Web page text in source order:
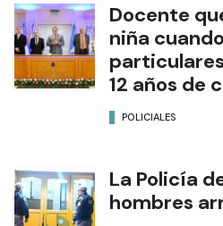
Docente
niña
12 años de
POLICIALES
La Policía
hombres